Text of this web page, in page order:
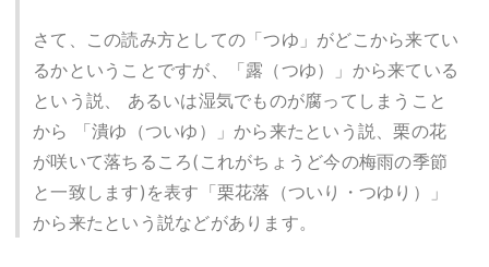
さて、この読み方としての「つゆ」がどこから来てい
るかということですが、「露（つゆ）」から来ている
という説、 あるいは湿気でものが腐ってしまうこと
から 「潰ゆ（ついゆ）」から来たという説、栗の花
が咲いて落ちるころ(これがちょうど今の梅雨の季節
と一致します)を表す「栗花落（ついり・つゆり）」
から来たという説などがあります。